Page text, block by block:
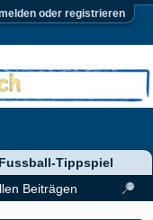
oder registrieren
Beiträgen
Fussball-Tippspiel